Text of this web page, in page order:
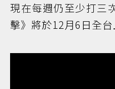
現在每週仍至少打三
擊》將於12月6日全台